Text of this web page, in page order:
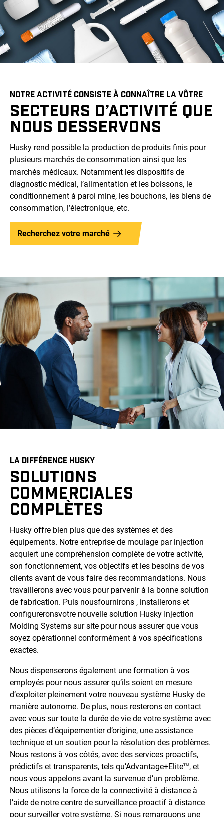
NOTRE ACTIVITÉ CONSISTE À CONNAÎTRE LA VÔTRE
SECTEURS D’ACTIVITÉ QUE
NOUS DESSERVONS
Husky rend possible la production de produits finis pour
plusieurs marchés de consommation ainsi que les
marchés médicaux. Notamment les dispositifs de
diagnostic médical, l’alimentation et les boissons, le
conditionnement à paroi mine, les bouchons, les biens de
consommation, l’électronique, etc.
Recherchez votre marché
LA DIFFÉRENCE HUSKY
SOLUTIONS
COMMERCIALES
COMPLÈTES
Husky offre bien plus que des systèmes et des
équipements. Notre entreprise de moulage par injection
acquiert une compréhension complète de votre activité,
son fonctionnement, vos objectifs et les besoins de vos
clients avant de vous faire des recommandations. Nous
travaillerons avec vous pour parvenir à la bonne solution
de fabrication. Puis nousfournirons , installerons et
configureronsvotre nouvelle solution Husky Injection
Molding Systems sur site pour nous assurer que vous
soyez opérationnel conformément à vos spécifications
exactes.
Nous dispenserons également une formation à vos
employés pour nous assurer qu’ils soient en mesure
d’exploiter pleinement votre nouveau système Husky de
manière autonome. De plus, nous resterons en contact
avec vous sur toute la durée de vie de votre système avec
des pièces d’équipementier d’origine, une assistance
technique et un soutien pour la résolution des problèmes.
Nous restons à vos côtés, avec des services proactifs,
prédictifs et transparents, tels qu’Advantage+EliteTM, et
nous vous appelons avant la survenue d’un problème.
Nous utilisons la force de la connectivité à distance à
l’aide de notre centre de surveillance proactif à distance
pour surveiller votre système. Si nous remarquons une